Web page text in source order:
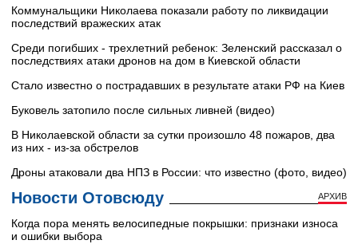
Коммунальщики Николаева показали работу по ликвидации
последствий вражеских атак
Среди погибших - трехлетний ребенок: Зеленский рассказал о
последствиях атаки дронов на дом в Киевской области
Стало известно о пострадавших в результате атаки РФ на Киев
Буковель затопило после сильных ливней (видео)
В Николаевской области за сутки произошло 48 пожаров, два
из них - из-за обстрелов
Дроны атаковали два НПЗ в России: что известно (фото, видео)
Новости Отовсюду АРХИВ
Когда пора менять велосипедные покрышки: признаки износа
и ошибки выбора